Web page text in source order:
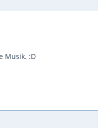
Musik. :D